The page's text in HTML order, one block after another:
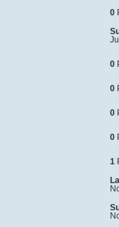
0
0
0
0
0
1